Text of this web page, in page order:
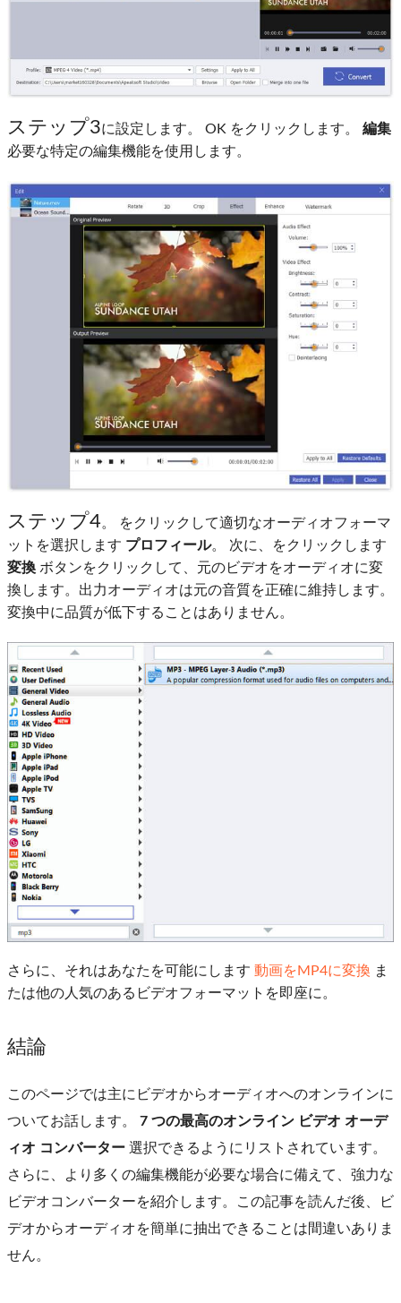
ステップ3に設定します。 OK をクリックします。 編集
必要な特定の編集機能を使用します。
ステップ4。 をクリックして適切なオーディオフォーマ
ットを選択します プロフィール。 次に、をクリックします
変換 ボタンをクリックして、元のビデオをオーディオに変
換します。出力オーディオは元の音質を正確に維持します。
変換中に品質が低下することはありません。
さらに、それはあなたを可能にします 動画をMP4に変換 ま
たは他の人気のあるビデオフォーマットを即座に。
結論
このページでは主にビデオからオーディオへのオンラインに
ついてお話します。 7 つの最高のオンライン ビデオ オーデ
ィオ コンバーター 選択できるようにリストされています。
さらに、より多くの編集機能が必要な場合に備えて、強力な
ビデオコンバーターを紹介します。この記事を読んだ後、ビ
デオからオーディオを簡単に抽出できることは間違いありま
せん。